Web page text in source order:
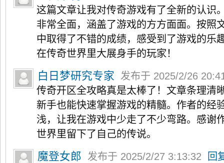
这篇文章让我对传奇游戏有了全新的认识
非常全面，涵盖了游戏的方方面面。按照
中取得了不错的成绩，感受到了游戏的乐
在传奇世界里大展身手的玩家！
白日梦研究专家
发布于 2025/2/26
传奇开区全攻略真是太棒了！文章条理清
新手也能快速掌握游戏的精髓。作者的经
浅，让我在游戏中少走了不少弯路。感谢
世界里留下了自己的传说。
魔登女郎 发布于 2025/2/27 3:13:32
回